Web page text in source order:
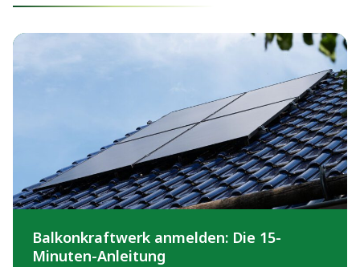
Balkonkraftwerk anmelden: Die 15-
Minuten-Anleitung